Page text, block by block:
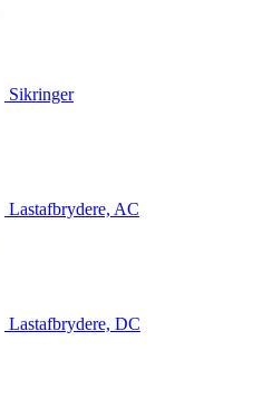
Sikringer
Lastafbrydere, AC
Lastafbrydere, DC